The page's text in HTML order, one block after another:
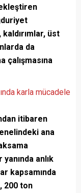
üst
da
çalışmasına
itibaren
ana
anlık
kapsamında
200 ton